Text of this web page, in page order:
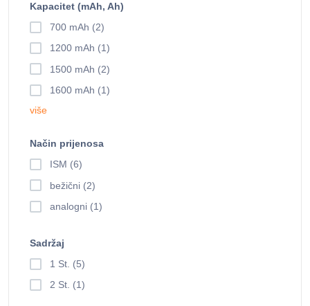
Kapacitet (mAh, Ah)
700 mAh (2)
1200 mAh (1)
1500 mAh (2)
1600 mAh (1)
više
Način prijenosa
ISM (6)
bežični (2)
analogni (1)
Sadržaj
1 St. (5)
2 St. (1)